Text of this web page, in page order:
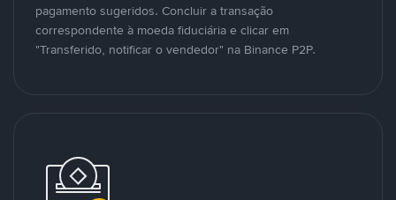
pagamento sugeridos. Concluir a transação
correspondente à moeda fiduciária e clicar em
"Transferido, notificar o vendedor" na Binance P2P.